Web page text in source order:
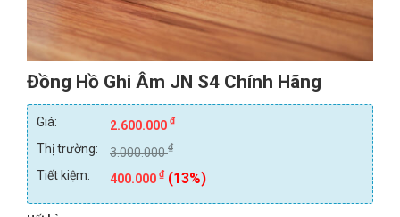
Đồng Hồ Ghi Âm JN S4 Chính Hãng
Giá: 2.600.000 ₫
Thị trường: 3.000.000₫
Tiết kiệm: 400.000 ₫ (13%)